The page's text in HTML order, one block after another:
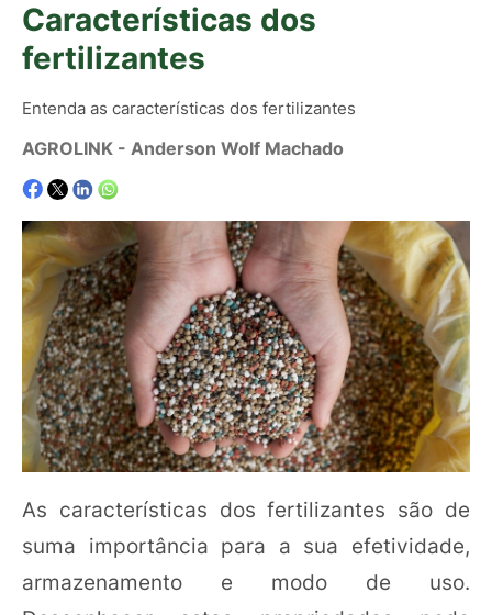
Características dos
fertilizantes
Entenda as características dos fertilizantes
AGROLINK - Anderson Wolf Machado
As características dos fertilizantes são de
suma importância para a sua efetividade,
armazenamento e modo de uso.